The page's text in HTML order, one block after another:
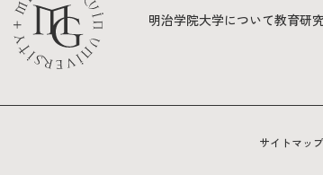
明治学院大学について教育研
サイトマップ